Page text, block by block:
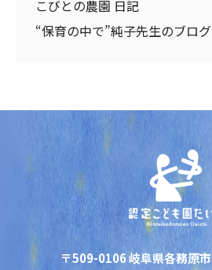
こびとの農園 日記
“保育の中で”純子先生のブログ
〒509-0106 岐阜県各務原